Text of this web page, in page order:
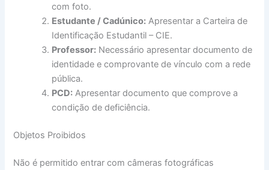
com foto.
Estudante / Cadúnico: Apresentar a Carteira de
Identificação Estudantil – CIE.
Professor: Necessário apresentar documento de
identidade e comprovante de vínculo com a rede
pública.
PCD: Apresentar documento que comprove a
condição de deficiência.
Objetos Proibidos
Não é permitido entrar com câmeras fotográficas